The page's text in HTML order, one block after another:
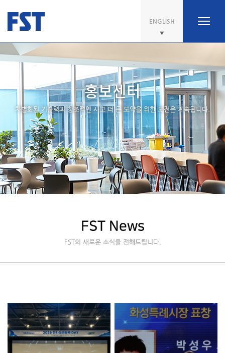
ENGLISH
홍보센터
차별화된 기술력과 창조적인 사고 더 큰 도약을 위한 도전은 계속됩니다.
FST News
FST의 새로운 소식을 전해드립니다.